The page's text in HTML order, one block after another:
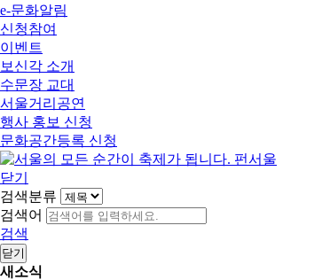
e-문화알림
신청참여
이벤트
보신각 소개
수문장 교대
서울거리공연
행사 홍보 신청
문화공간등록 신청
닫기
검색분류
검색어
검색
닫기
새소식